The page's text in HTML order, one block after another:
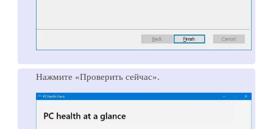
Нажмите «Проверить сейчас».